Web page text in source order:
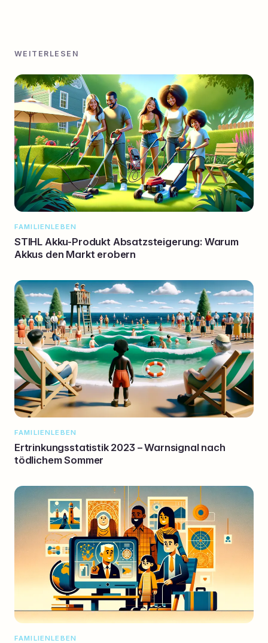
WEITERLESEN
FAMILIENLEBEN
STIHL Akku-Produkt Absatzsteigerung: Warum
Akkus den Markt erobern
FAMILIENLEBEN
Ertrinkungsstatistik 2023 – Warnsignal nach
tödlichem Sommer
FAMILIENLEBEN